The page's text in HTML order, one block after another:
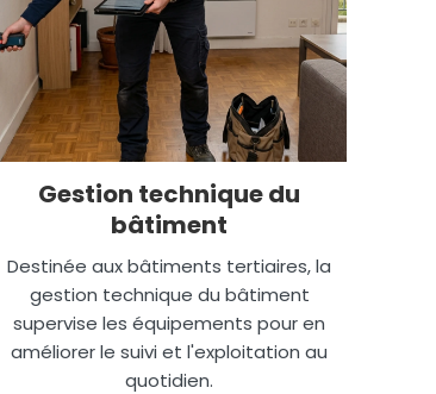
Gestion technique du
bâtiment
Destinée aux bâtiments tertiaires, la
gestion technique du bâtiment
supervise les équipements pour en
améliorer le suivi et l'exploitation au
quotidien.